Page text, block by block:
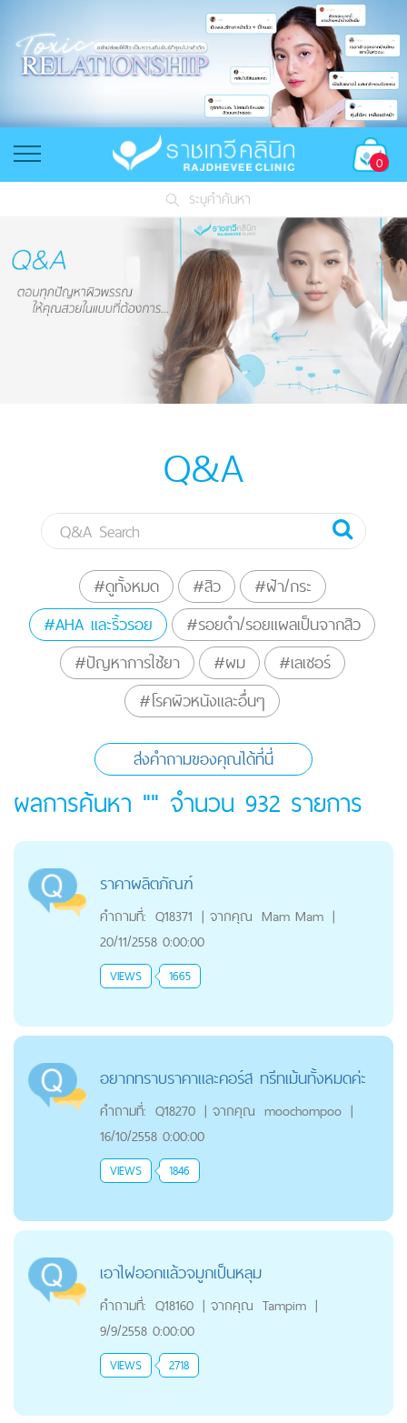
0
ระบุคำค้นหา
Q&A
#ดูทั้งหมด #สิว
#ฝ้า/กระ
#AHA และริ้วรอย
#รอยดำ/รอยแผลเป็นจากสิว
#ปัญหาการใช้ยา
#ผม
#เลเซอร์
#โรคผิวหนังและอื่นๆ
ส่งคำถามของคุณได้ที่นี่
ผลการค้นหา "" จำนวน 932 รายการ
ราคาผลิตภัณฑ์
คำถามที่: Q18371 | จากคุณ Mam Mam |
20/11/2558 0:00:00
VIEWS 1665
อยากทราบราคาและคอร์ส ทรีทเม้นทั้งหมดค่ะ
คำถามที่: Q18270 | จากคุณ moochompoo |
16/10/2558 0:00:00
VIEWS 1846
เอาไฝออกแล้วจมูกเป็นหลุม
คำถามที่: Q18160 | จากคุณ Tampim |
9/9/2558 0:00:00
VIEWS 2718